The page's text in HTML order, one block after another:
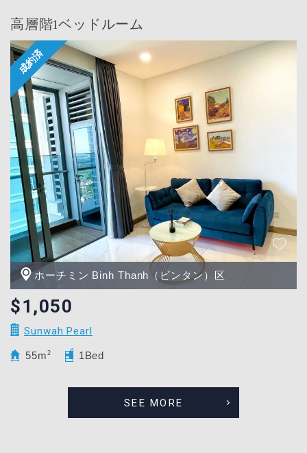
高層階1ベッドルーム
ホーチミン Binh Thanh（ビンタン）区
$1,050
Sunwah Pearl
55m 2 1Bed
SEE MORE